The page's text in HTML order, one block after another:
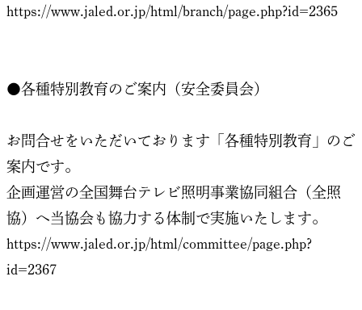
https://www.jaled.or.jp/html/branch/page.php?id=2365
●各種特別教育のご案内（安全委員会）
お問合せをいただいております「各種特別教育」のご
案内です。
企画運営の全国舞台テレビ照明事業協同組合（全照
協）へ当協会も協力する体制で実施いたします。
https://www.jaled.or.jp/html/committee/page.php?
id=2367